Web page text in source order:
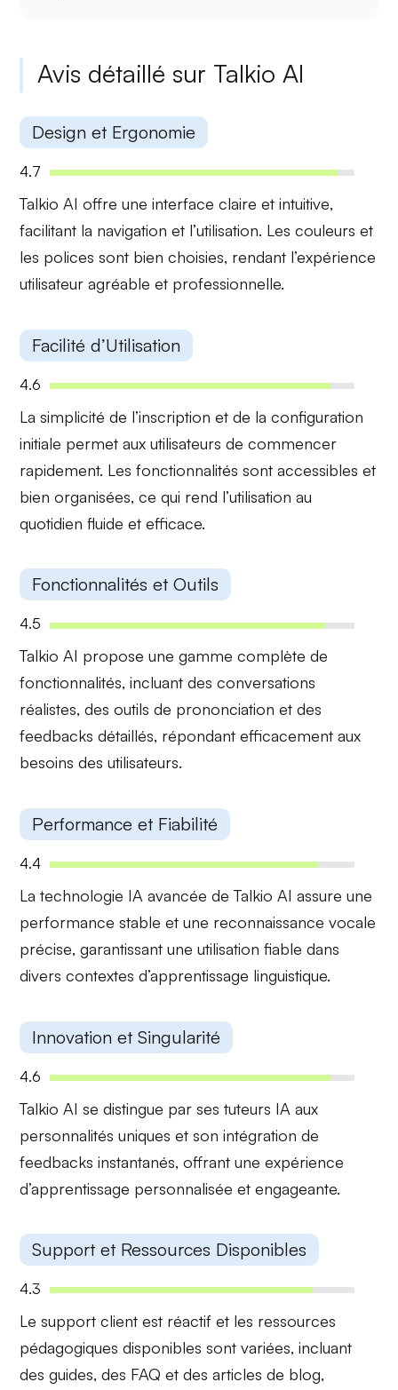
Avis détaillé sur Talkio AI
Design et Ergonomie
4.7
Talkio AI offre uneinterface claire etintuitive,
facilitant la navigation et l’utilisation. Les couleurs et
les polices sont bien choisies, rendant l’expérience
utilisateur agréable et professionnelle.
Facilité d’Utilisation
4.6
Lasimplicité de l’inscription et de la configuration
initiale permet aux utilisateurs de commencer
rapidement. Les fonctionnalités sont accessibles et
bien organisées, ce qui rend l’utilisation au
quotidien fluide et efficace.
Fonctionnalités et Outils
4.5
Talkio AI propose une gamme complète de
fonctionnalités, incluant desconversations
réalistes, desoutils de prononciation et des
feedbacks détaillés, répondant efficacement aux
besoins des utilisateurs.
Performance et Fiabilité
4.4
La technologie IA avancée de Talkio AI assure une
performance stable et une reconnaissance vocale
précise, garantissant une utilisation fiable dans
divers contextes d’apprentissage linguistique.
Innovation et Singularité
4.6
Talkio AI se distingue par sestuteurs IA aux
personnalités uniques et son intégration de
feedbacks instantanés, offrant une expérience
d’apprentissage personnalisée et engageante.
Support et Ressources Disponibles
4.3
Le support client est réactif et les ressources
pédagogiques disponibles sont variées, incluant
des guides, des FAQ et des articles de blog,